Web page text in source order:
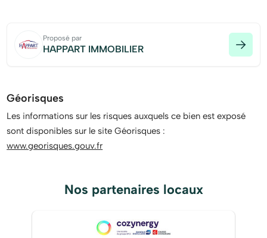
LOYER et CHARGES :
Honoraire TTC Charges AQUEREUR INCLUS.
Pour plus de renseignement appelez nous au
Proposé par
HAPPART IMMOBILIER
Géorisques
Les informations sur les risques auxquels ce bien est exposé
sont disponibles sur le site Géorisques :
www.georisques.gouv.fr
Nos partenaires locaux